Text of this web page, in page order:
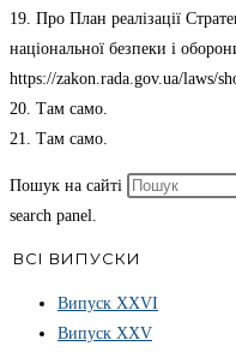
19. Про План реалізації
національної безпеки і
https://zakon.rada.gov.ua/laws/
20. Там само.
21. Там само.
Пошук на сайті
search panel.
ВСІ ВИПУСКИ
Випуск ХХVІ
Випуск XXV